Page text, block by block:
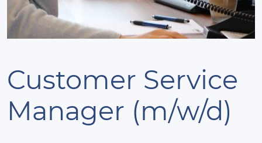
Customer Service
Manager (m/w/d)